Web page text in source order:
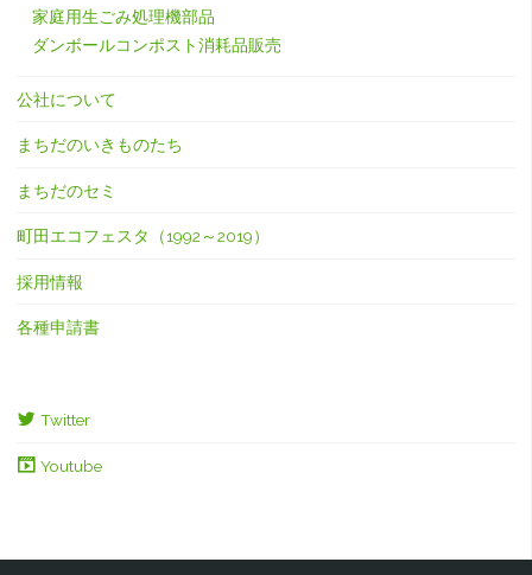
家庭用生ごみ処理機部品
ダンボールコンポスト消耗品販売
公社について
まちだのいきものたち
まちだのセミ
町田エコフェスタ（1992～2019）
採用情報
各種申請書
Twitter
Youtube